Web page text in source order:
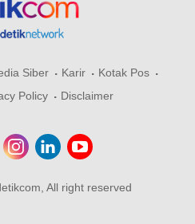
Siber Karir
Kotak Pos
Policy Disclaimer
All right reserved